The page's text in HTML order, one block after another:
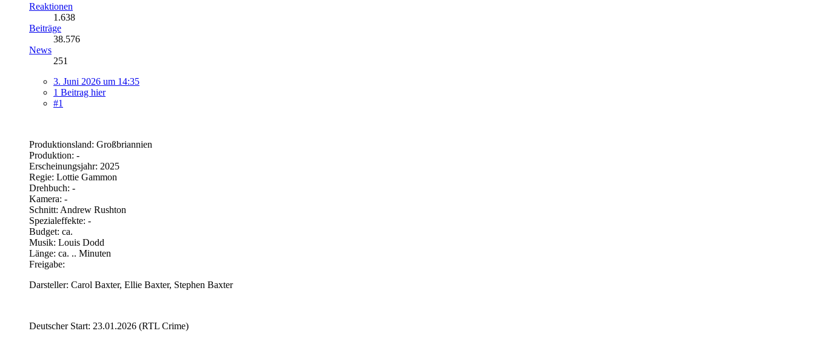
Reaktionen
1.638
Beiträge
38.576
News
251
3. Juni 2026 um 14:35
1 Beitrag hier
#1
Produktionsland: Großbriannien
Produktion: -
Erscheinungsjahr: 2025
Regie: Lottie Gammon
Drehbuch: -
Kamera: -
Schnitt: Andrew Rushton
Spezialeffekte: -
Budget: ca.
Musik: Louis Dodd
Länge: ca. .. Minuten
Freigabe:
Darsteller: Carol Baxter, Ellie Baxter, Stephen Baxter
Deutscher Start: 23.01.2026 (RTL Crime)